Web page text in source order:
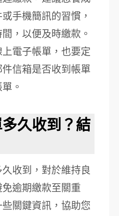
手機簡訊的習慣，
，以便及時繳款。
電子帳單，也要定
信箱是否收到帳單
。
久收到？結
收到，對於維持良
逾期繳款至關重
關鍵資訊，協助您